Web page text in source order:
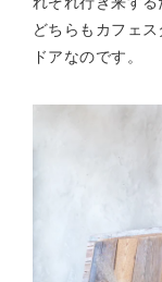
れぞれ行き来する
どちらもカフェ
ドアなのです。